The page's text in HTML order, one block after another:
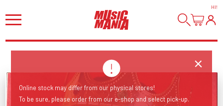
HI!
Online stock may differ from our physical stores!
To be sure, please order from our e-shop and select pick-up.